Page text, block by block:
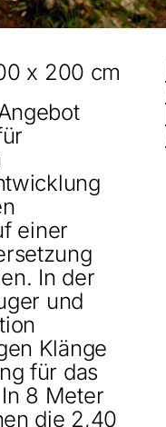
x 200 cm
einer
In der
und
Klänge
für das
8 Meter
die 2,40